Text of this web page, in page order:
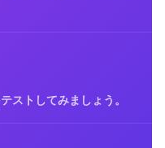
ストしてみましょう。